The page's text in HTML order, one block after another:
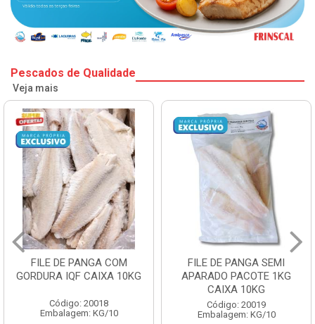
Pescados de Qualidade
Veja mais
FILE DE PANGA SEMI
APARADO PACOTE 1KG
Código: 20019
Embalagem: KG/10
POLACA DESFIADA
PESCAMARES PCT5KG
CX10KG
Código: 20161
Embalagem: KG/10